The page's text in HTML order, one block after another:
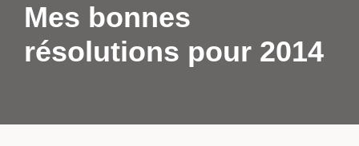
Mes bonnes
résolutions pour 2014